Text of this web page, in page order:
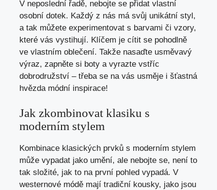
V neposlední řadě, nebojte se přidat vlastní
osobní dotek. Každý z nás má svůj unikátní styl,
a tak můžete experimentovat s barvami či vzory,
které vás vystihují. Klíčem je cítit se pohodlně
ve vlastním oblečení. Takže nasaďte usměvavý
výraz, zapněte si boty a vyrazte vstříc
dobrodružství – třeba se na vás usměje i šťastná
hvězda módní inspirace!
Jak zkombinovat klasiku s
moderním stylem
Kombinace klasických prvků s moderním stylem
může vypadat jako umění, ale nebojte se, není to
tak složité, jak to na první pohled vypadá. V
westernové módě mají tradiční kousky, jako jsou